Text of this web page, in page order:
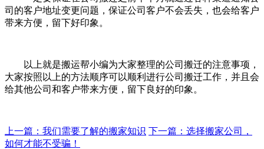
司的客户地址变更问题，保证公司客户不会丢失，也会给客户
带来方便，留下好印象。
以上就是搬运帮小编为大家整理的公司搬迁的注意事项，
大家按照以上的方法顺序可以顺利进行公司搬迁工作，并且会
给其他公司和客户带来方便，留下良好的印象。
上一篇：我们需要了解的搬家知识 下一篇：选择搬家公司，
如何才能不受骗！